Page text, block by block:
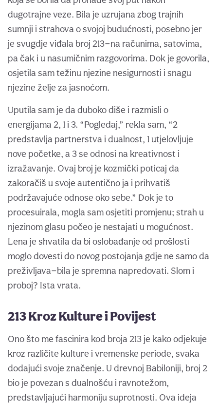
dugotrajne veze. Bila je uzrujana zbog trajnih
sumnji i strahova o svojoj budućnosti, posebno jer
je svugdje viđala broj 213—na računima, satovima,
pa čak i u nasumičnim razgovorima. Dok je govorila,
osjetila sam težinu njezine nesigurnosti i snagu
njezine želje za jasnoćom.
Uputila sam je da duboko diše i razmisli o
energijama 2, 1 i 3. “Pogledaj,” rekla sam, “2
predstavlja partnerstva i dualnost, 1 utjelovljuje
nove početke, a 3 se odnosi na kreativnost i
izražavanje. Ovaj broj je kozmički poticaj da
zakoračiš u svoje autentično ja i prihvatiš
podržavajuće odnose oko sebe.” Dok je to
procesuirala, mogla sam osjetiti promjenu; strah u
njezinom glasu počeo je nestajati u mogućnost.
Lena je shvatila da bi oslobađanje od prošlosti
moglo dovesti do novog postojanja gdje ne samo da
preživljava—bila je spremna napredovati. Slom i
proboj? Ista vrata.
213 Kroz Kulture i Povijest
Ono što me fascinira kod broja 213 je kako odjekuje
kroz različite kulture i vremenske periode, svaka
dodajući svoje značenje. U drevnoj Babiloniji, broj 2
bio je povezan s dualnošću i ravnotežom,
predstavljajući harmoniju suprotnosti. Ova ideja